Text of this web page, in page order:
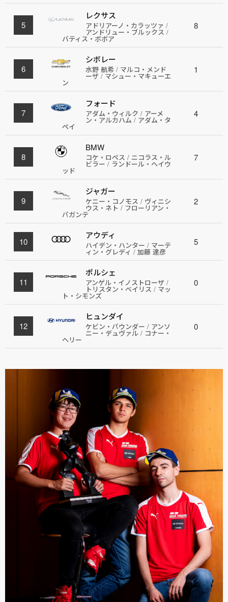
5
レクサス
アドリアーノ・カラッツァ /
アンドリュー・ブルックス /
バティス・ボボア
8
6
シボレー
水野 航希 / マルコ・メンド
ーザ / マシュー・マキューエ
ン
1
7
フォード
アダム・ウィルク / アーメ
ン・アルカハム / アダム・タ
ペイ
4
8
BMW
コケ・ロペス / ニコラス・ル
ビラー / ランドール・ヘイウ
ッド
7
9
ジャガー
ケニー・コノモス / ヴィニシ
ウス・ネト / フローリアン・
パガンテ
2
10
アウディ
ハイデン・ハンター / マーテ
ィン・グレディ / 加藤 達彦
5
11
ポルシェ
アンゲル・イノストローザ /
トリスタン・ベイリス / マッ
ト・シモンズ
0
12
ヒュンダイ
ケビン・パウンダー / アンソ
ニー・デュヴァル / コナー・
ヘリー
0